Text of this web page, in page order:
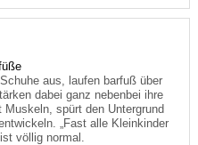
aus, laufen barfuß über
dabei ganz nebenbei ihre
spürt den Untergrund
„Fast alle Kleinkinder
völlig normal.